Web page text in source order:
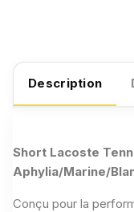
Description
Short Lacoste
Aphylia/Marine/
Conçu pour la